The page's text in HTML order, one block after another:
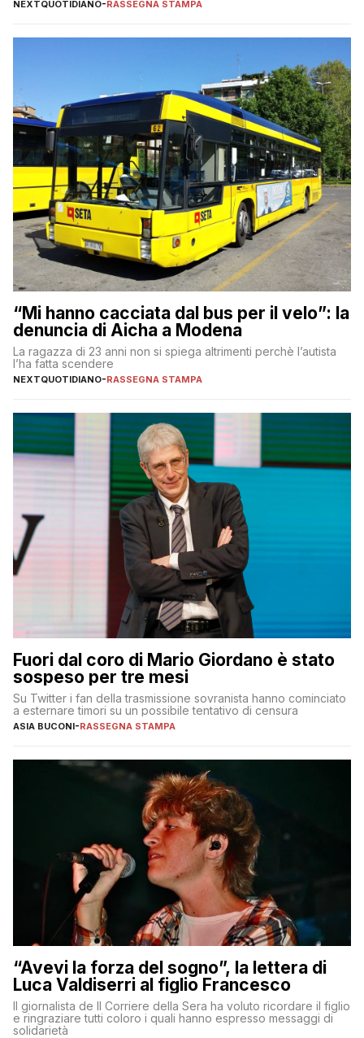
NEXTQUOTIDIANO-RASSEGNA STAMPA
“Mi hanno cacciata dal bus per il velo”: la
denuncia di Aicha a Modena
La ragazza di 23 anni non si spiega altrimenti perchè l’autista
l’ha fatta scendere
NEXTQUOTIDIANO-RASSEGNA STAMPA
Fuori dal coro di Mario Giordano è stato
sospeso per tre mesi
Su Twitter i fan della trasmissione sovranista hanno cominciato
a esternare timori su un possibile tentativo di censura
ASIA BUCONI-RASSEGNA STAMPA
“Avevi la forza del sogno”, la lettera di
Luca Valdiserri al figlio Francesco
Il giornalista de Il Corriere della Sera ha voluto ricordare il figlio
e ringraziare tutti coloro i quali hanno espresso messaggi di
solidarietà